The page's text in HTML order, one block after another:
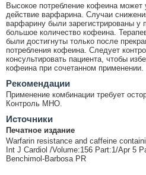
Высокое потребление кофеина может
действие варфарина. Случаи
варфарину были зарегистрированы у
большое количество кофеина.
были достигнуты только после
потребления кофеина. Следует
консультировать пациента, чтобы
кофеина при сочетанном применении.
Рекомендации
Применение комбинации требует
Контроль МНО.
Источники
Печатное издание
Warfarin resistance and caffeine
Int J Cardiol /Volume:156 Part:1/Apr 5
Benchimol-Barbosa PR